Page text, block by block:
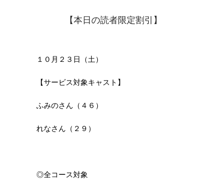
【本日の読者限定割引】
１０月２３日（土）
【サービス対象キャスト】
ふみのさん（４６）
れなさん（２９）
◎全コース対象